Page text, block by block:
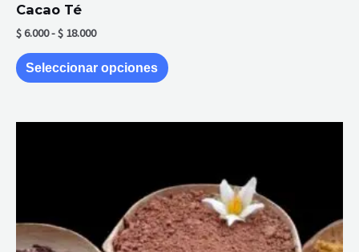
Cacao Té
$6.000-$ 18.000
Seleccionar opciones